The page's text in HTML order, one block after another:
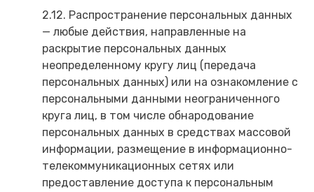
2.12. Распространение персональных данных
— любые действия, направленные на
раскрытие персональных данных
неопределенному кругу лиц (передача
персональных данных) или на ознакомление с
персональными данными неограниченного
круга лиц, в том числе обнародование
персональных данных в средствах массовой
информации, размещение в информационно-
телекоммуникационных сетях или
предоставление доступа к персональным